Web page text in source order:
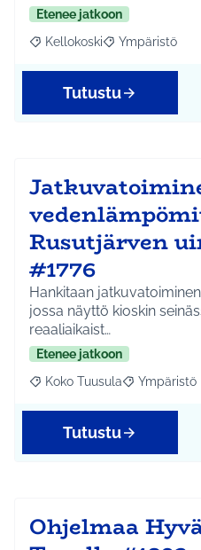
Etenee jatkoon
Rajaa tulokset aihepiirin
Kellokoski Rajaa tulokset
Ympäristö
Tutustu
Rusutjärven
#1776
Hankitaan
jossa näyttö kioskin
reaaliaikaist…
Etenee jatkoon
Rajaa tulokset aihepiirin
Koko Tuusula Rajaa
Ympäristö
Tutustu
Ohjelmaa